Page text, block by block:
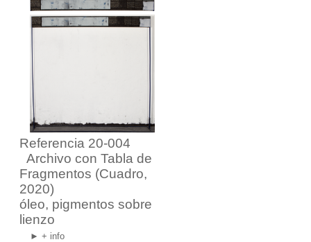
Referencia 20-004
Archivo con Tabla de
Fragmentos (Cuadro,
2020)
óleo, pigmentos sobre
lienzo
► + info